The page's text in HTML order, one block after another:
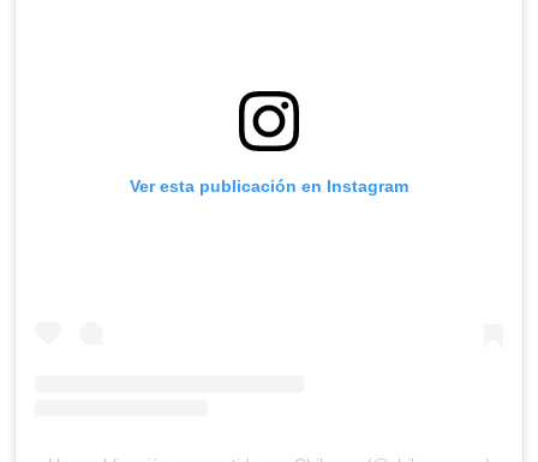
Ver esta publicación en Instagram